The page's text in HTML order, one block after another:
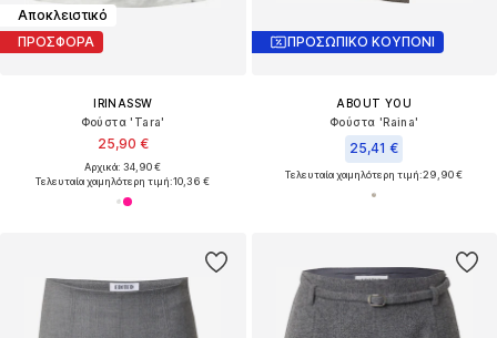
Αποκλειστικό
ΠΡΟΣΦΟΡΑ
IRINASSW
Φούστα 'Tara'
25,90 €
Αρχικά: 34,90 €
Τελευταία χαμηλότερη τιμή:10,36 €
ΠΡΟΣΩΠΙΚΟ ΚΟΥΠΟΝΙ
ABOUT YOU
Φούστα 'Raina'
25,41 €
Τελευταία χαμηλότερη τιμή:29,90 €